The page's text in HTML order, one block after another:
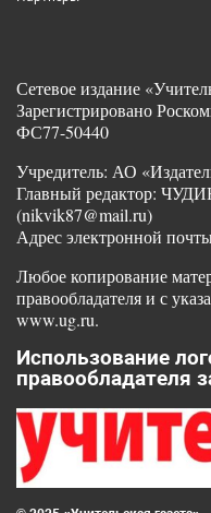
Сетевое издание
Зарегистрировано
ФС77-50440
Учредитель: АО
Главный редактор:
(nikvik87@mail.ru)
Адрес электронной
Любое копирование
правообладателя и с
www.ug.ru.
Использование
правообладателя